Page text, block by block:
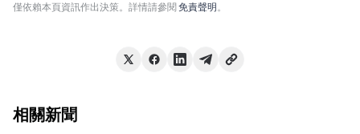
僅依賴本頁資訊作出決策。詳情請參閱 免責聲明。
相關新聞